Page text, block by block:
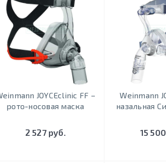
JOYCEclinic FF –
рото-носовая маска
2 527 руб.
Weinmann
назальная
15